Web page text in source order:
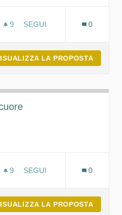
9 9 SOSTENITORI
SEGUI
0
LA PROPOSTA
9 9 SOSTENITORI
SEGUI
0
LA PROPOSTA